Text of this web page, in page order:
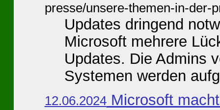
presse/unsere-themen-in-der-
Updates dringend
Microsoft mehrere
Updates. Die Admins
Systemen werden
12.06.2024Microsoft